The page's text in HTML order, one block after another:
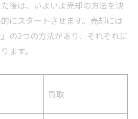
後は、いよいよ売却の方法を決
にスタートさせます。売却には
の2つの方法があり、それぞれに
ます。
買取